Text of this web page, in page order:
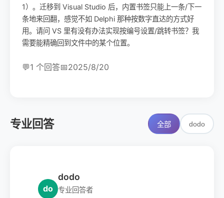
1）。迁移到 Visual Studio 后，内置书签只能上一条/下一
条地来回翻，感觉不如 Delphi 那种按数字直达的方式好
用。请问 VS 里有没有办法实现按编号设置/跳转书签？我
需要能精确回到文件中的某个位置。
💬1 个回答📅2025/8/20
专业回答 全部 dodo
do
dodo
专业回答者